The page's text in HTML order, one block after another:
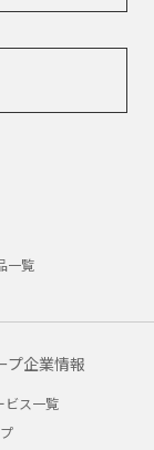
一覧
プ企業情報
ビス一覧